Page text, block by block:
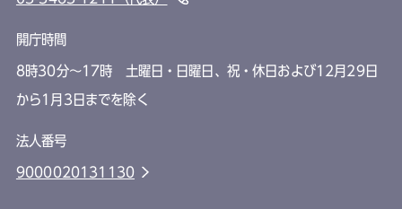
開庁時間
8時30分～17時 土曜日・日曜日、祝・休日および12月29日
から1月3日までを除く
法人番号
9000020131130